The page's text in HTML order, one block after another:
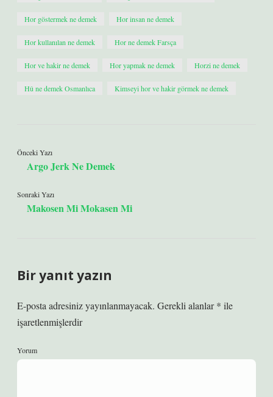
Hor göstermek ne demek Hor insan ne demek
Hor kullanılan ne demek Hor ne demek Farsça
Hor ve hakir ne demek Hor yapmak ne demek Horzi ne demek
Hû ne demek Osmanlıca Kimseyi hor ve hakir görmek ne demek
Önceki Yazı
Argo Jerk Ne Demek
Sonraki Yazı
Makosen Mi Mokasen Mi
Bir yanıt yazın
E-posta adresiniz yayınlanmayacak. Gerekli alanlar* ile
işaretlenmişlerdir
Yorum